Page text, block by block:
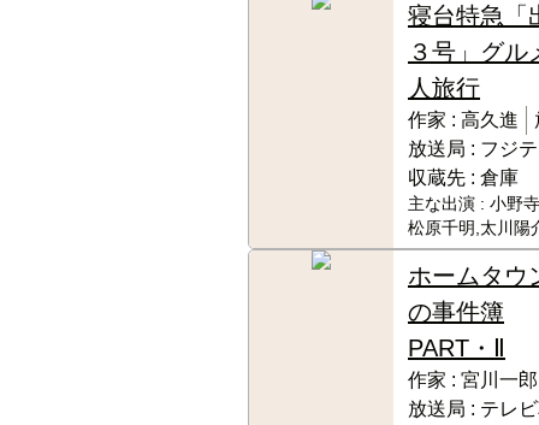
寝台特急「
３号」グル
人旅行
作家 : 高久進
放送局 : フジ
収蔵先 : 倉庫
主な出演 : 小野
松原千明,太川陽
ホームタウ
の事件簿
PART・Ⅱ
作家 : 宮川一郎
放送局 : テレ